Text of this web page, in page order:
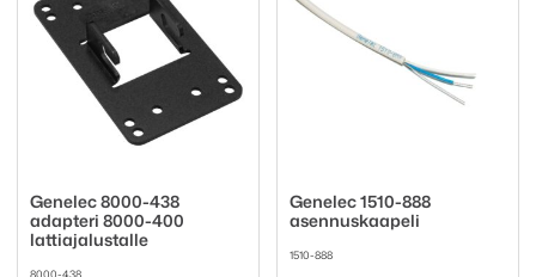
Genelec 8000-438
adapteri 8000-400
lattiajalustalle
8000-438
Genelec 1510-888
asennuskaapeli
1510-888